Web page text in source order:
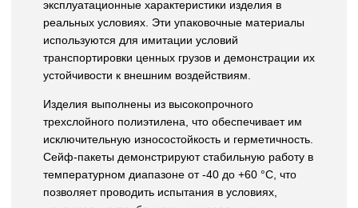
эксплуатационные характеристики изделия в
реальных условиях. Эти упаковочные материалы
используются для имитации условий
транспортировки ценных грузов и демонстрации их
устойчивости к внешним воздействиям.
Изделия выполнены из высокопрочного
трехслойного полиэтилена, что обеспечивает им
исключительную износостойкость и герметичность.
Сейф-пакеты демонстрируют стабильную работу в
температурном диапазоне от -40 до +60 °С, что
позволяет проводить испытания в условиях,